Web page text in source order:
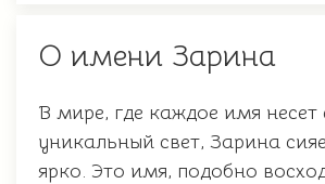
О имени Зарина
В мире, где каждое имя несет
уникальный свет, Зарина
ярко. Это имя, подобно